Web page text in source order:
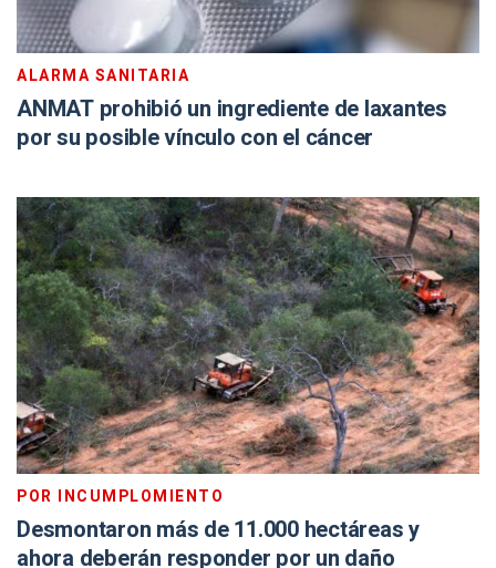
ALARMA SANITARIA
ANMAT prohibió un ingrediente de laxantes
por su posible vínculo con el cáncer
POR INCUMPLOMIENTO
Desmontaron más de 11.000 hectáreas y
ahora deberán responder por un daño